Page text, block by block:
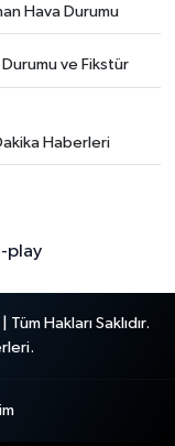
Hava Durumu
Durumu ve Fikstür
Haberleri
Hakları Saklıdır.